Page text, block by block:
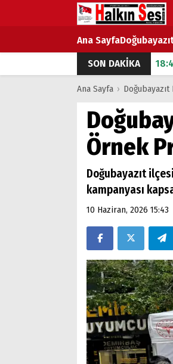
Ana Sayfa
SON DAKİKA
Ana Sayfa ›
Örnek
Doğubayazıt
kampanyası
10 Haziran, 2026 15:43